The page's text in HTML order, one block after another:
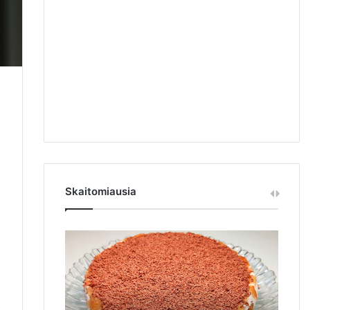
Skaitomiausia